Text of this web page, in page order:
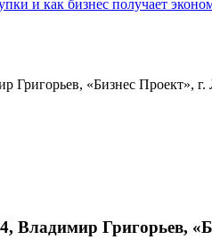
и как бизнес получает
Григорьев, «Бизнес Проект», г.
Владимир Григорьев,